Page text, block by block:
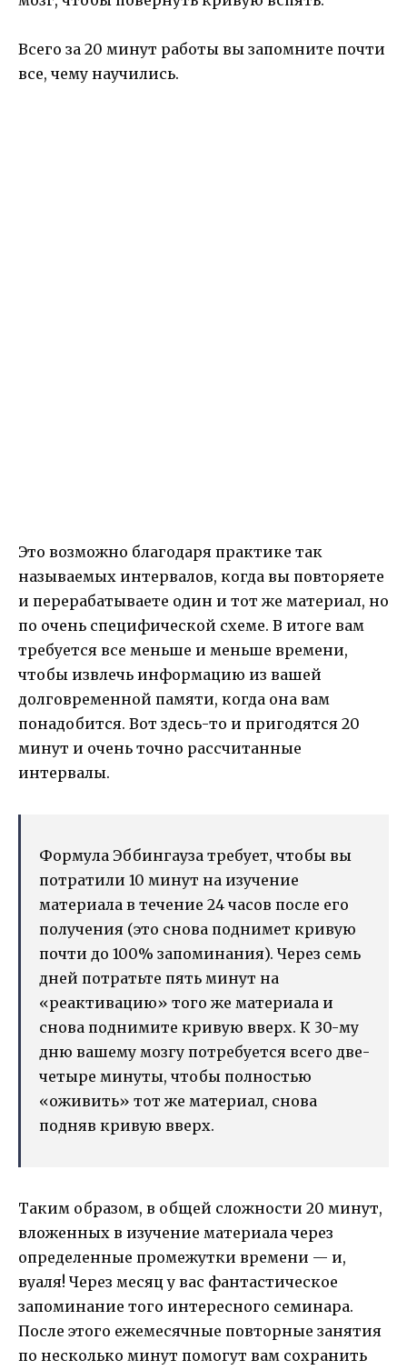
Всего за 20 минут работы вы запомните почти
все, чему научились.
Это возможно благодаря практике так
называемых интервалов, когда вы повторяете
и перерабатываете один и тот же материал, но
по очень специфической схеме. В итоге вам
требуется все меньше и меньше времени,
чтобы извлечь информацию из вашей
долговременной памяти, когда она вам
понадобится. Вот здесь-то и пригодятся 20
минут и очень точно рассчитанные
интервалы.
Формула Эббингауза требует, чтобы вы
потратили 10 минут на изучение
материала в течение 24 часов после его
получения (это снова поднимет кривую
почти до 100% запоминания). Через семь
дней потратьте пять минут на
«реактивацию» того же материала и
снова поднимите кривую вверх. К 30-му
дню вашему мозгу потребуется всего две-
четыре минуты, чтобы полностью
«оживить» тот же материал, снова
подняв кривую вверх.
Таким образом, в общей сложности 20 минут,
вложенных в изучение материала через
определенные промежутки времени — и,
вуаля! Через месяц у вас фантастическое
запоминание того интересного семинара.
После этого ежемесячные повторные занятия
по несколько минут помогут вам сохранить